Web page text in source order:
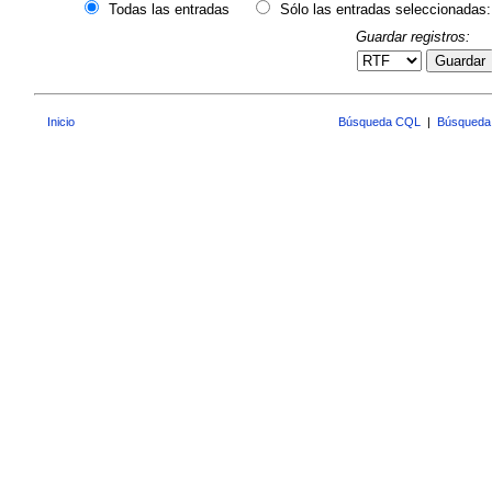
Todas las entradas
Sólo las entradas seleccionadas:
Guardar registros:
Guardar
Inicio Búsqueda CQL